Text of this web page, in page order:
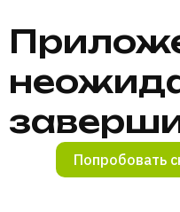
Попробовать